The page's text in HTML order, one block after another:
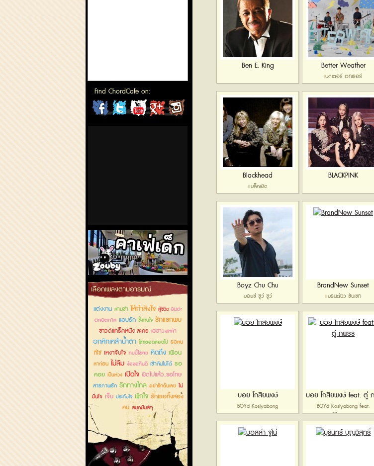
Find ChordCafe on:
ChordCafeChordCafeChordCafeChordCafe
คาเฟ่เด็กลำลูกกา
เลือกเพลงตามอารมณ์
แต่งงาน สามช่า ให้กำลังใจ สู้ชีวิตอมตะ
ตลอดกาล แอบรัก ซึ้งกินใจ รักแรกพบ
ซาวด์แทร็คหนัง ละคร เฮฮาวงเหล้า
อกหักเคล้าน้ำตา รักเธอตลอดไป รอคน
ที่ใช่ เหงาจับใจ คนนี้ใช่เลย คิดถึง เพื่อน
ลาก่อน ไม่ลืม ง้อขอคืนดี เข้ากันไม่ได้ รอ
คอย เป็นห่วง เปิดใจ ผิดไปแล้ว..ขอโทษ
สารภาพรัก รักทางไกล อย่ารักฉันเลย ไม่
มั่นใจ เจ็บ ประทับใจ พักใจ รักเธอทั้งสอง
คน สนุกมันส์ๆ
Ben E. King Better Weather
เบตเตอร์ เวทเธอร์
Blackhead
แบล็คเฮด
BLACKPINK
Boyz Chu Chu
บอยซ์ ชูว์ ชูว์
BrandNew Sunset
แบรนด์นิว ซันเซท
บอย โกสิยพงษ์
BOYd Kosiyabong
BOYd Kosiyabong feat.
2Popetorn